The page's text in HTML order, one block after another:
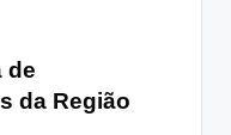
de
da Região